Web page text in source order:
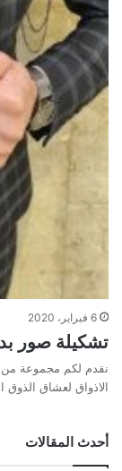
6 فبراير، 2020
تشكيلة صور بدل
نقدم لكم مجموعة من
الاذواق لعشاق الذوق
أحدث المقالات